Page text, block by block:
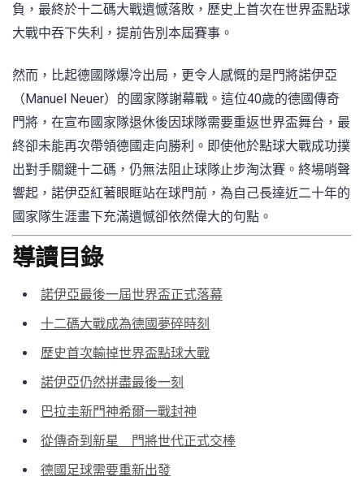
負，最終於十二碼大戰遺憾落敗，歷史上首次在世界盃點球
大戰中吞下失利，提前告別本屆賽事。
然而，比起德國隊爆冷出局，更令人感慨的是門將諾伊亞
（Manuel Neuer）的國家隊謝幕戰。這位40歲的德國傳奇
門將，在宣布國家隊退休後因球隊需要重返世界盃舞台，最
終卻未能再次帶領德國走向勝利。即使他於點球大戰成功撲
出對手關鍵十二碼，仍無法阻止球隊止步淘汰賽。終場哨聲
響起，諾伊亞紅著眼眶站在球門前，為自己長達近二十年的
國家隊生涯畫下充滿遺憾卻依然偉大的句點。
導讀目錄
諾伊亞最後一屆世界盃正式落幕
十二碼大戰成為德國夢碎時刻
歷史首次輸掉世界盃點球大戰
諾伊亞仍然拼盡最後一刻
巴拉圭新門神希爾一戰封神
從傳奇到新星 門將世代正式交棒
德國足球需要重新出發